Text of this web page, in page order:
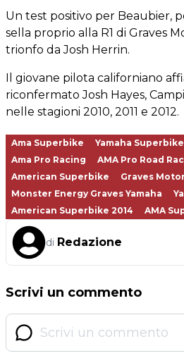
Un test positivo per Beaubier,
sella proprio alla R1 di Graves
trionfo da Josh Herrin.
Il giovane pilota californiano
riconfermato Josh Hayes,
nelle stagioni 2010, 2011 e 2012.
Ama Superbike Yamaha Superbike
Ama Pro Racing
AMA Pro Road
American Superbike
Graves
Monster Energy Graves Yamaha
American Superbike 2014
AMA
di Redazione
Scrivi un commento